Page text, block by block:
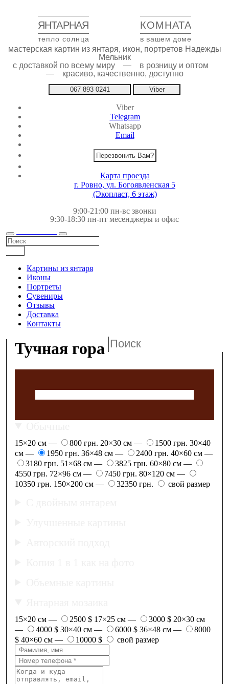
ЯНТАРНАЯ КОМНАТА
тепло солнца в вашем доме
мастерская картин из янтаря, икон, портретов Надежды
Мельник
с доставкой по всему миру — в розницу и оптом
— красиво, качественно, доступно
067 893 0241 Viber
Viber
Telegram
Whatsapp
Email
Перезвонить Вам?
Карта проезда
г. Ровно, ул. Богоявленская 5
(Экопласт, 6 этаж)
9:00-21:00 пн-вс звонки
9:30-18:30 пн-пт месенджеры и офис
Картины из янтаря
Иконы
Портреты
Сувениры
Отзывы
Доставка
Контакты
Тучная гора
15×20 см — 800 грн. 20×30 см — 1500 грн. 30×40
см —
1950 грн. 36×48 см — 2400 грн. 40×60 см —
3180 грн. 51×68 см — 3825 грн. 60×80 см —
4550 грн. 72×96 см — 7450 грн. 80×120 см —
10350 грн. 150×200 см — 32350 грн. свой размер
15×20 см — 2500 $ 17×25 см — 3000 $ 20×30 см
—
4000 $ 30×40 см — 6000 $ 36×48 см —
8000
$ 40×60 см — 10000 $ свой размер